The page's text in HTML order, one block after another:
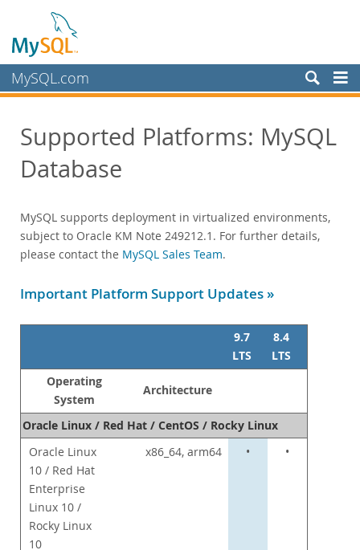
MySQL.com
サービス
研修コース
サポートプラットフォーム
MySQL Database
MySQL NDB Cluster
MySQL Workbench
パートナー
お客様
MySQL を選ぶ理由
ニュース & イベント
ご購入方法
ダウンロード
Supported Platforms: MySQL
Database
MySQL supports deployment in virtualized environments,
subject to Oracle KM Note 249212.1. For further details,
please contact the MySQL Sales Team.
Important Platform Support Updates »
9.7
LTS
8.4
LTS
Operating
System
Architecture
Oracle Linux / Red Hat / CentOS / Rocky Linux
Oracle Linux
10 / Red Hat
Enterprise
Linux 10 /
Rocky Linux
10
x86_64, arm64 • •